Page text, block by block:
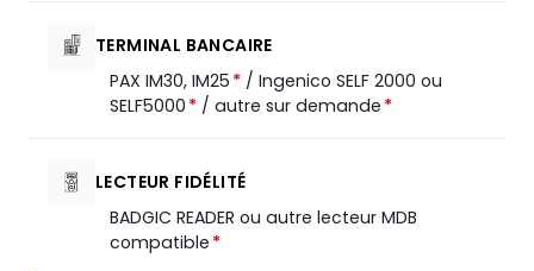
TERMINAL BANCAIRE
PAX IM30, IM25 * / Ingenico SELF 2000 ou
SELF5000 * / autre sur demande *
LECTEUR FIDÉLITÉ
BADGIC READER ou autre lecteur MDB
compatible *